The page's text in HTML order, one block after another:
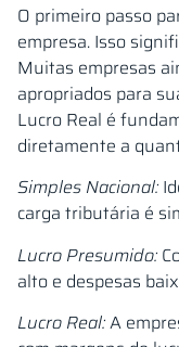
O primeiro passo
empresa. Isso
Muitas empresas
apropriados para
Lucro Real é
diretamente a
Simples Nacional:
carga tributária é
Lucro Presumido:
alto e despesas
Lucro Real:A